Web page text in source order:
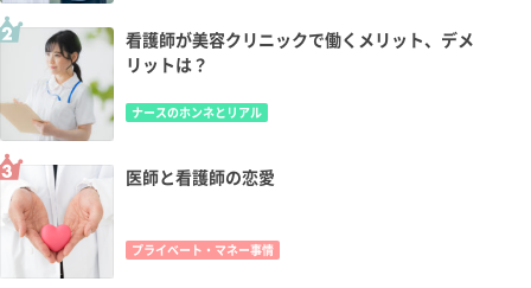
看護師が美容クリニックで働くメリット、デメ
リットは？
ナースのホンネとリアル
医師と看護師の恋愛
プライベート・マネー事情